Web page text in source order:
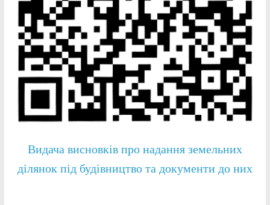
Видача висновків про надання земельних
ділянок під будівництво та документи до них